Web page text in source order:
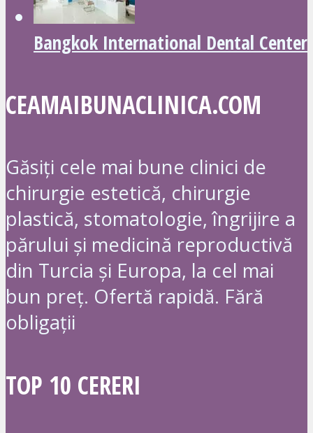
Bangkok International Dental Center
CEAMAIBUNACLINICA.COM
Găsiți cele mai bune clinici de
chirurgie estetică, chirurgie
plastică, stomatologie, îngrijire a
părului și medicină reproductivă
din Turcia și Europa, la cel mai
bun preț. Ofertă rapidă. Fără
obligații
TOP 10 CERERI